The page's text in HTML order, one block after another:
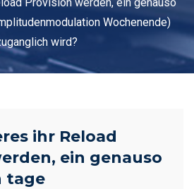
Wochenende)
wird?
ihr Reload
ein genauso
tage